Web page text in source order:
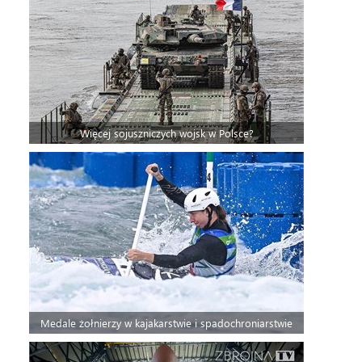
Więcej sojuszniczych wojsk w Polsce?
Medale żołnierzy w kajakarstwie i spadochroniarstwie